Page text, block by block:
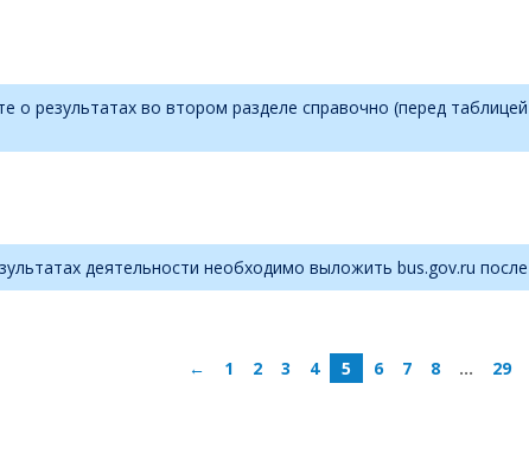
о результатах во втором разделе справочно (перед
деятельности необходимо выложить bus.gov.ru
← 1 2 3 4 5 6 7 8 … 29